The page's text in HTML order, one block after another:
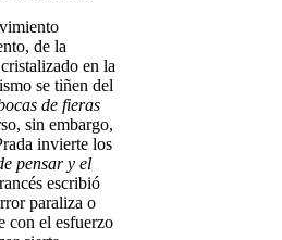
de la
en la
se tiñen del
de fieras
sin embargo,
invierte los
pensar y el
escribió
paraliza o
con el esfuerzo